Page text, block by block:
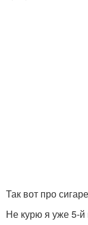
Так вот про
Не курю я уже 5-й